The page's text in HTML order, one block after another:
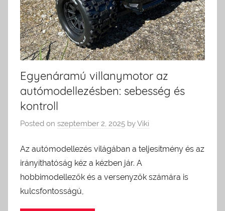
Egyenáramú villanymotor az
autómodellezésben: sebesség és
kontroll
Posted on szeptember 2, 2025 byViki
Az autómodellezés világában a teljesítmény és az
irányíthatóság kéz a kézben jár. A
hobbimodellezők és a versenyzők számára is
kulcsfontosságú,